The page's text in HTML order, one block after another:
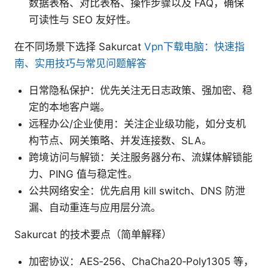
数据表格、对比表格、操作步骤以及 FAQ，确保
可读性与 SEO 友好性。
在不同场景下选择 Sakurcat Vpn下载电脑：快速指
南、实用技巧与常见问题解答
日常隐私保护：优先关注无日志政策、强加密、稳
定的本地客户端。
远程办公/企业使用：关注企业级功能，如分支机
构节点、网关策略、并发连接数、SLA。
跨境访问与解锁：关注服务器分布、流媒体解锁能
力、PING 值与稳定性。
公共网络安全：优先启用 kill switch、DNS 防泄
漏、自动重连与应用层分流。
Sakurcat 的技术要点（简单解释）
加密协议：AES‑256、ChaCha20‑Poly1305 等，